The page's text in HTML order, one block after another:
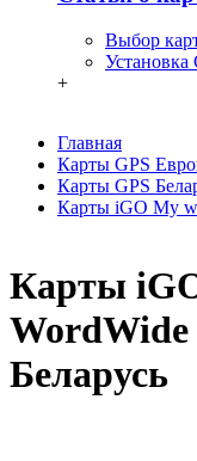
Выбор
Установка
+
Главная
Карты GPS
Карты GPS
Карты iGO My
Карты
WordWide
Беларусь